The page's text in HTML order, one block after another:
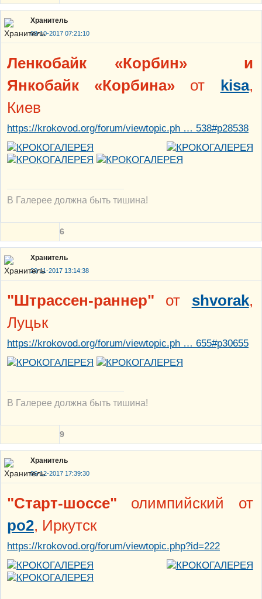
Хранитель
08-10-2017 07:21:10
Ленкобайк «Корбин» и
Янкобайк «Корбина» от kisa,
Киев
https://krokovod.org/forum/viewtopic.ph … 538#p28538
В Галерее должна быть тишина!
6
Хранитель
20-11-2017 13:14:38
"Штрассен-раннер" от shvorak,
Луцьк
https://krokovod.org/forum/viewtopic.ph … 655#p30655
В Галерее должна быть тишина!
9
Хранитель
06-12-2017 17:39:30
"Старт-шоссе" олимпийский от
po2, Иркутск
https://krokovod.org/forum/viewtopic.php?id=222